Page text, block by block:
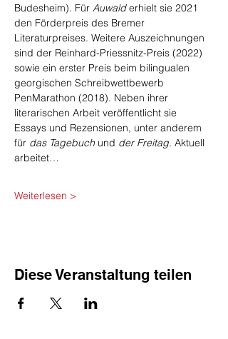
Budesheim). Für Auwald erhielt sie 2021
den Förderpreis des Bremer
Literaturpreises. Weitere Auszeichnungen
sind der Reinhard-Priessnitz-Preis (2022)
sowie ein erster Preis beim bilingualen
georgischen Schreibwettbewerb
PenMarathon (2018). Neben ihrer
literarischen Arbeit veröffentlicht sie
Essays und Rezensionen, unter anderem
für das Tagebuch und der Freitag. Aktuell
arbeitet…
Weiterlesen >
Diese Veranstaltung teilen